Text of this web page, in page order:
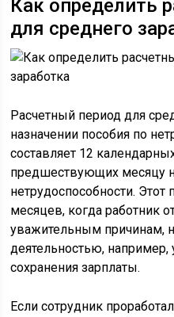
Как определить
для среднего
Расчетный период для
назначении пособия по
составляет 12
предшествующих месяцу
нетрудоспособности. Этот
месяцев, когда работник
уважительным причинам,
деятельностью, например,
сохранения зарплаты.
Если сотрудник